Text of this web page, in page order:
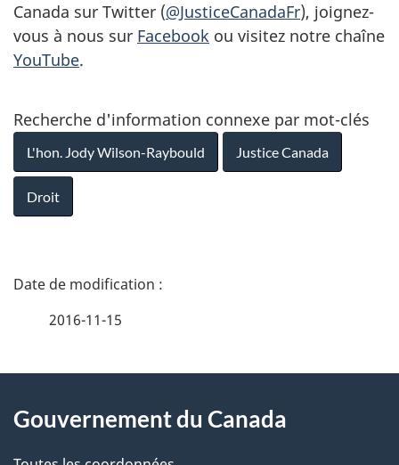
Canada sur Twitter (@JusticeCanadaFr), joignez-
vous à nous sur Facebook ou visitez notre chaîne
YouTube.
Recherche d'information connexe par mot-clés
L'hon. Jody Wilson-Raybould Justice Canada
Droit
D
i
2016-11-15
propos
Gouvernement du Canada